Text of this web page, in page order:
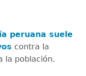
peruana suele
contra la
la población.